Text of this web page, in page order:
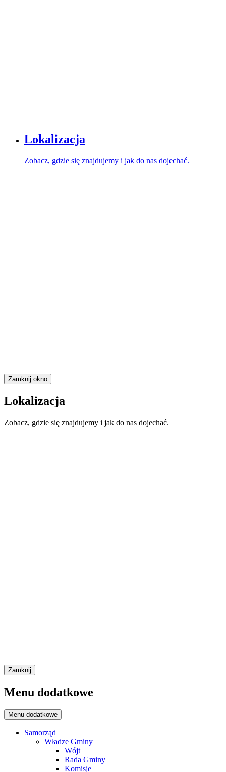
Lokalizacja
Zobacz, gdzie się znajdujemy i jak do nas dojechać.
Zamknij okno
Lokalizacja
Zobacz, gdzie się znajdujemy i jak do nas dojechać.
Zamknij
Menu dodatkowe
Menu dodatkowe
Samorząd
Władze Gminy
Wójt
Rada Gminy
Komisje